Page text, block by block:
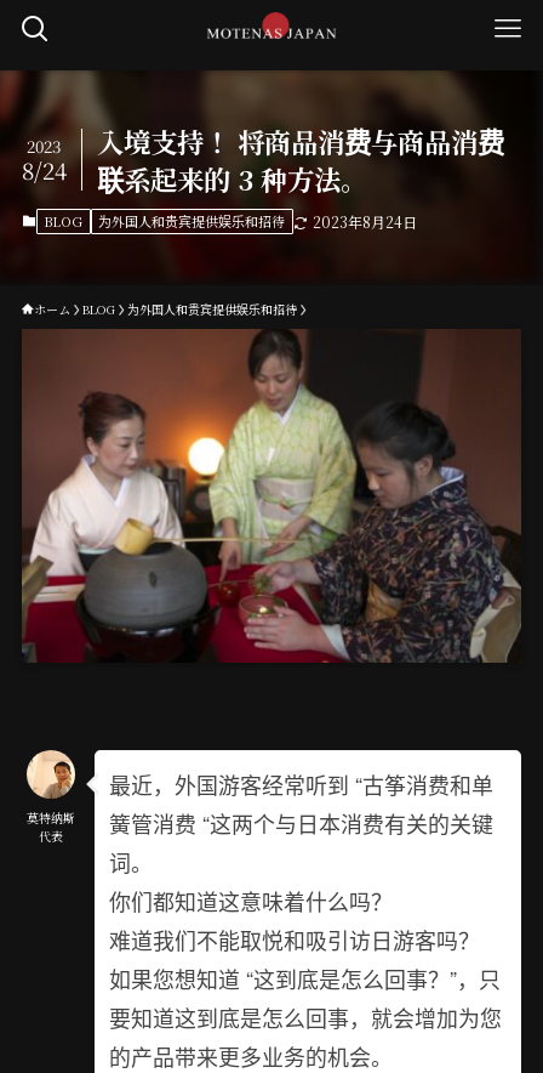
入境支持！ 将商品消费与商品消费
联系起来的 3 种方法。
2023
8/24
BLOG 为外国人和贵宾提供娱乐和招待 2023年8月24日
ホーム BLOG 为外国人和贵宾提供娱乐和招待
莫特纳斯
代表
最近，外国游客经常听到 “古筝消费和单
簧管消费 “这两个与日本消费有关的关键
词。
你们都知道这意味着什么吗？
难道我们不能取悦和吸引访日游客吗？
如果您想知道 “这到底是怎么回事？”，只
要知道这到底是怎么回事，就会增加为您
的产品带来更多业务的机会。